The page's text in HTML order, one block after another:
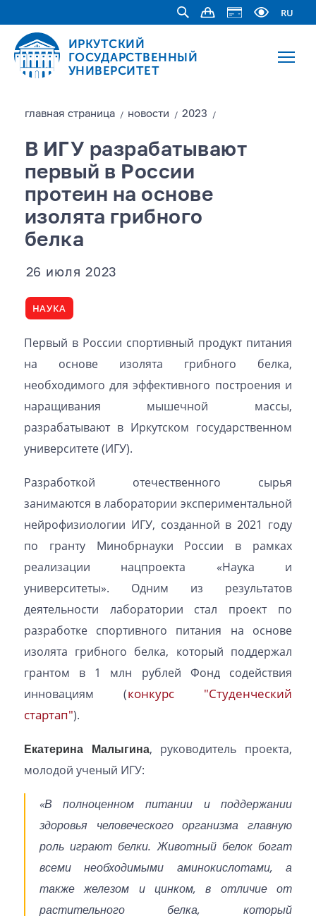
RU
ИРКУТСКИЙ
ГОСУДАРСТВЕННЫЙ
УНИВЕРСИТЕТ
главная страницa / новости / 2023 /
В ИГУ разрабатывают
первый в России
протеин на основе
изолята грибного
белка
26 июля 2023
НАУКА
Первый в России спортивный продукт питания
на основе изолята грибного белка,
необходимого для эффективного построения и
наращивания мышечной массы,
разрабатывают в Иркутском государственном
университете (ИГУ).
Разработкой отечественного сырья
занимаются в лаборатории экспериментальной
нейрофизиологии ИГУ, созданной в 2021 году
по гранту Минобрнауки России в рамках
реализации нацпроекта «Наука и
университеты». Одним из результатов
деятельности лаборатории стал проект по
разработке спортивного питания на основе
изолята грибного белка, который поддержал
грантом в 1 млн рублей Фонд содействия
инновациям (конкурс "Студенческий
стартап").
Екатерина Малыгина, руководитель проекта,
молодой ученый ИГУ:
«В полноценном питании и поддержании
здоровья человеческого организма главную
роль играют белки. Животный белок богат
всеми необходимыми аминокислотами, а
также железом и цинком, в отличие от
растительного белка, который